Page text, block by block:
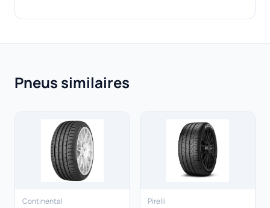
Pneus similaires
Continental Pirelli